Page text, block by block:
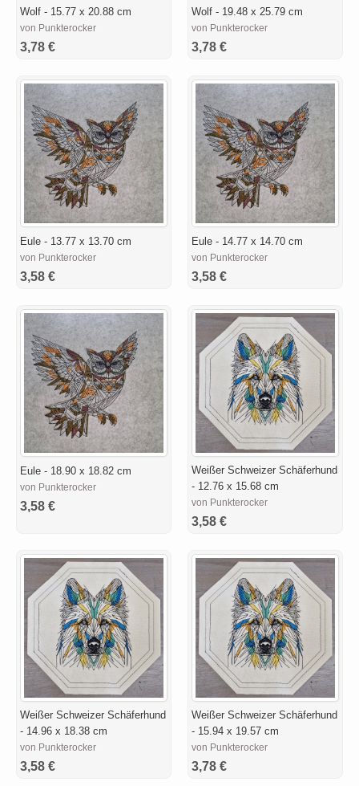
Wolf - 15.77 x 20.88 cm
von Punkterocker
3,78 €
Wolf - 19.48 x 25.79 cm
von Punkterocker
3,78 €
Eule - 13.77 x 13.70 cm
von Punkterocker
3,58 €
Eule - 14.77 x 14.70 cm
von Punkterocker
3,58 €
Eule - 18.90 x 18.82 cm
von Punkterocker
3,58 €
Weißer Schweizer Schäferhund
- 12.76 x 15.68 cm
von Punkterocker
3,58 €
Weißer Schweizer Schäferhund
- 14.96 x 18.38 cm
von Punkterocker
3,58 €
Weißer Schweizer Schäferhund
- 15.94 x 19.57 cm
von Punkterocker
3,78 €